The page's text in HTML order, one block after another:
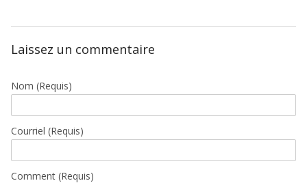
Laissez un commentaire
Nom (Requis)
Courriel (Requis)
Comment (Requis)